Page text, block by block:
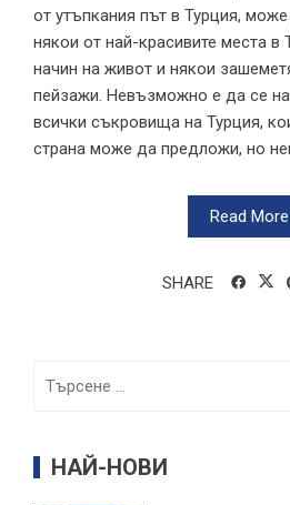
от утъпкания път в Турция,
някои от най-красивите места в
начин на живот и някои
пейзажи. Невъзможно е да се
всички съкровища на Турция,
страна може да предложи, но
Read More
SHARE
НАЙ-НОВИ